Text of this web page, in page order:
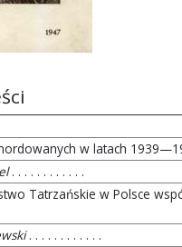
w latach
. . . . . . . . . . . .
Tatrzańskie w Polsce
. . . . . . . . . . . .